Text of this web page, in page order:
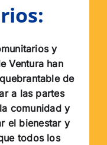
y
Ventura han
de
a las partes
comunidad y
el bienestar y
todos los